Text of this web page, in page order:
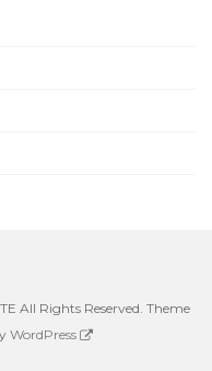
All Rights Reserved. Theme
WordPress